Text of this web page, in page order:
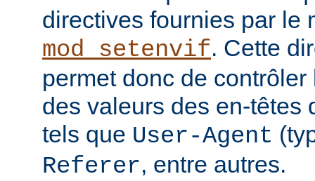
directives fournies par le
mod_setenvif. Cette
permet donc de
des valeurs des en-têtes
tels que User-Agent
Referer, entre autres.